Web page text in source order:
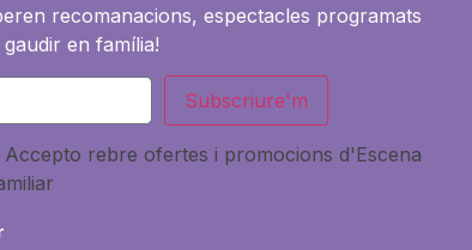
recomanacions, espectacles programats
en família!
Subscriure'm
Accepto rebre ofertes i promocions d'Escena